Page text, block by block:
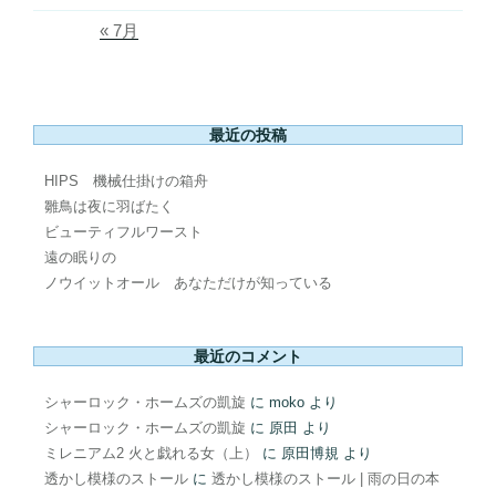
« 7月
最近の投稿
HIPS 機械仕掛けの箱舟
雛鳥は夜に羽ばたく
ビューティフルワースト
遠の眠りの
ノウイットオール あなただけが知っている
最近のコメント
シャーロック・ホームズの凱旋 に moko より
シャーロック・ホームズの凱旋 に 原田 より
ミレニアム2 火と戯れる女（上）
に 原田博規 より
透かし模様のストール に 透かし模様のストール | 雨の日の本